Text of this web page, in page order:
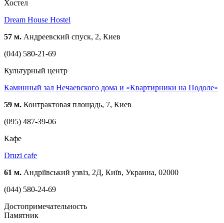
Хостел
Dream House Hostel
57 м. Андреевский спуск, 2, Киев
(044) 580-21-69
Культурный центр
Каминный зал Нечаевского дома и «Квартирники на Подоле»
59 м. Контрактовая площадь, 7, Киев
(095) 487-39-06
Кафе
Druzi cafe
61 м. Андріївський узвіз, 2Д, Київ, Украина, 02000
(044) 580-24-69
Достопримечательность
Памятник